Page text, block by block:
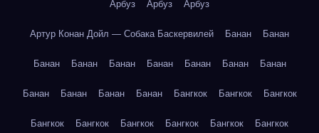
Арбуз Арбуз Арбуз
Артур Конан Дойл — Собака Баскервилей Банан Банан
Банан Банан Банан Банан Банан Банан Банан
Банан Банан Банан Банан Бангкок Бангкок Бангкок
Бангкок Бангкок Бангкок Бангкок Бангкок Бангкок